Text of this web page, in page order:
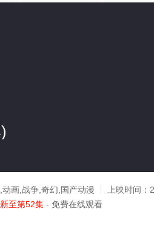
动画,战争,奇幻,国产动漫 上映时间：
至第52集 - 免费在线观看